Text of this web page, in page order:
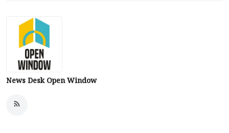
News Desk Open Window